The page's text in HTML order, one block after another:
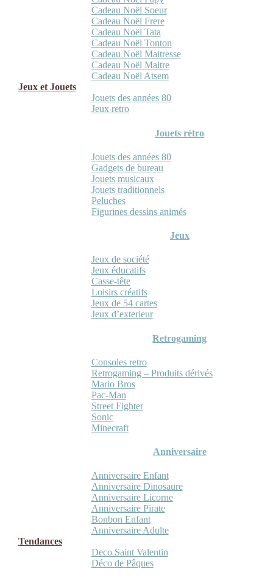
Cadeau Noël Soeur
Cadeau Noël Frere
Cadeau Noël Tata
Cadeau Noël Tonton
Cadeau Noël Maitresse
Cadeau Noël Maitre
Cadeau Noël Atsem
Jeux et Jouets
Jouets des années 80
Jeux retro
Jouets rétro
Jouets des années 80
Gadgets de bureau
Jouets musicaux
Jouets traditionnels
Peluches
Figurines dessins animés
Jeux
Jeux de société
Jeux éducatifs
Casse-tête
Loisirs créatifs
Jeux de 54 cartes
Jeux d’exterieur
Retrogaming
Consoles retro
Retrogaming – Produits dérivés
Mario Bros
Pac-Man
Street Fighter
Sonic
Minecraft
Anniversaire
Anniversaire Enfant
Anniversaire Dinosaure
Anniversaire Licorne
Anniversaire Pirate
Bonbon Enfant
Anniversaire Adulte
Tendances
Deco Saint Valentin
Déco de Pâques